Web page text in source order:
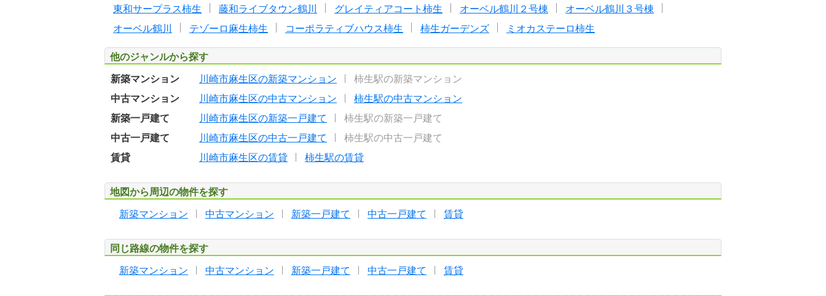
東和サープラス柿生
藤和ライブタウン鶴川 グレイティアコート柿生 オーベル鶴川２号棟
オーベル鶴川３号棟
オーベル鶴川
テゾーロ麻生柿生 コーポラティブハウス柿生 柿生ガーデンズ ミオカステーロ柿生
他のジャンルから探す
新築マンション 川崎市麻生区の新築マンション
柿生駅の新築マンション
中古マンション
川崎市麻生区の中古マンション
柿生駅の中古マンション
新築一戸建て
川崎市麻生区の新築一戸建て
柿生駅の新築一戸建て
中古一戸建て
川崎市麻生区の中古一戸建て
柿生駅の中古一戸建て
賃貸
川崎市麻生区の賃貸 柿生駅の賃貸
地図から周辺の物件を探す
新築マンション 中古マンション 新築一戸建て 中古一戸建て 賃貸
同じ路線の物件を探す
新築マンション 中古マンション 新築一戸建て 中古一戸建て 賃貸